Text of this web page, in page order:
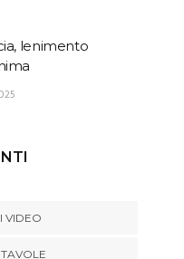
lenimento
VIDEO